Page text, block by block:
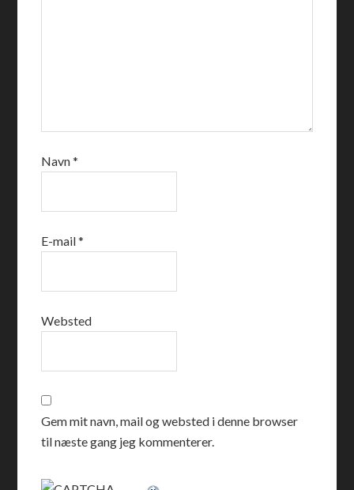
Navn*
E-mail*
Websted
Gem mit navn, mail og websted i denne browser
til næste gang jeg kommenterer.